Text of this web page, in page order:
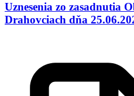
Uznesenia zo zasadnutia
Drahovciach dňa